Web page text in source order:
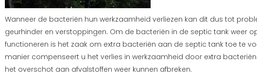
Wanneer de bacteriën hun werkzaamheid verliezen kan dit dus tot
geurhinder en verstoppingen. Om de bacteriën in de septic tank weer
functioneren is het zaak om extra bacteriën aan de septic tank toe te
manier compenseert u het verlies in werkzaamheid door extra
het overschot aan afvalstoffen weer kunnen afbreken.